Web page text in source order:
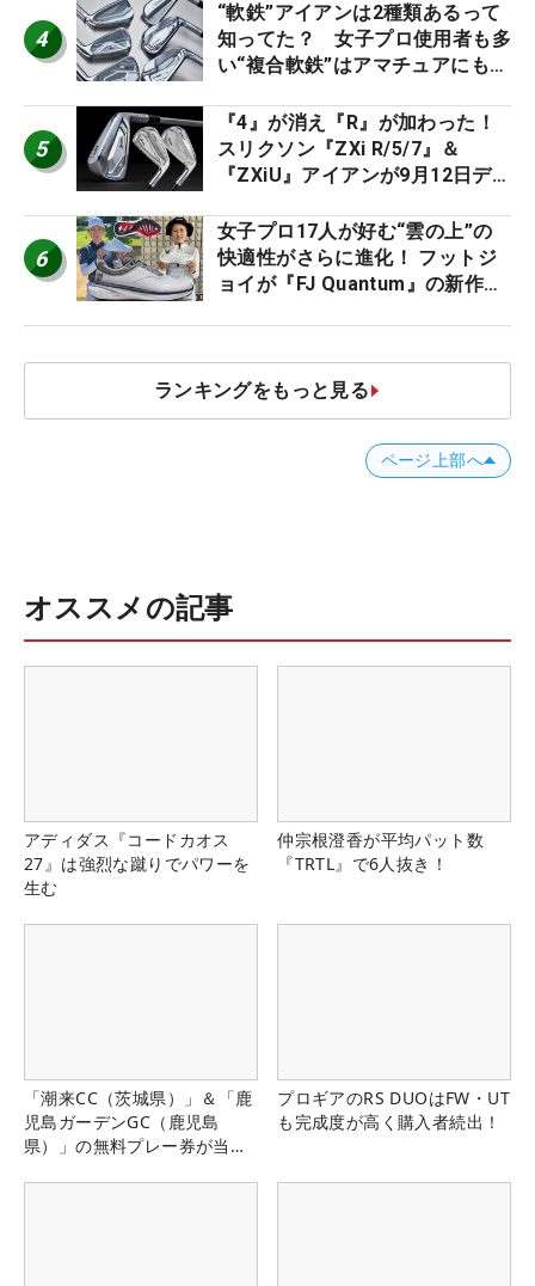
ー』 #女子プロセッティング
4
“軟鉄”アイアンは2種類あるって
知ってた？ 女子プロ使用者も多
い“複合軟鉄”はアマチュアにもオ
5
『4』が消え『R』が加わった！
スリクソン『ZXi R/5/7』＆
『ZXiU』アイアンが9月12日デ
6
女子プロ17人が好む“雲の上”の
快適性がさらに進化！ フットジ
ョイが『FJ Quantum』の新作を
ランキングをもっと見る
ページ上部へ
オススメの記事
アディダス『コードカオス
27』は強烈な蹴りでパワーを
生む
仲宗根澄香が平均パット数
『TRTL』で6人抜き！
「潮来CC（茨城県）」＆「鹿
児島ガーデンGC（鹿児島
県）」の無料プレー券が当た
プロギアのRS DUOはFW・UT
も完成度が高く購入者続出！